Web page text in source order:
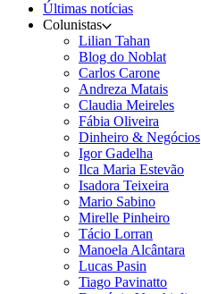
Últimas notícias
Colunistas
Lilian Tahan
Blog do Noblat
Carlos Carone
Andreza Matais
Claudia Meireles
Fábia Oliveira
Dinheiro & Negócios
Igor Gadelha
Ilca Maria Estevão
Isadora Teixeira
Mario Sabino
Mirelle Pinheiro
Tácio Lorran
Manoela Alcântara
Lucas Pasin
Tiago Pavinatto